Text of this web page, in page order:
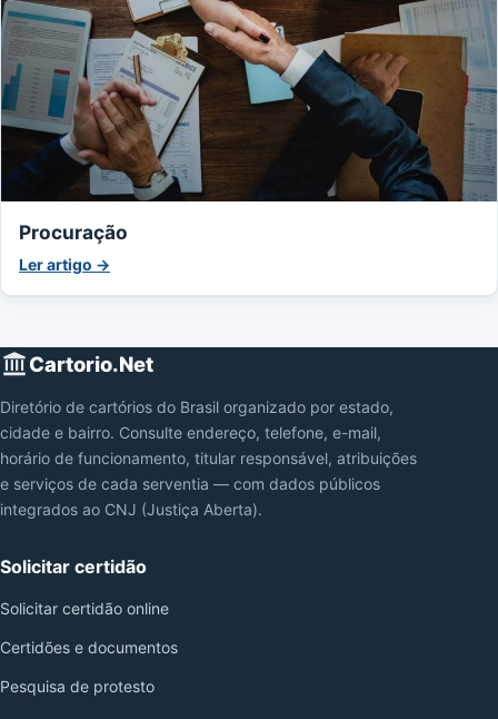
Procuração
Ler artigo →
Cartorio.Net
Diretório de cartórios do Brasil organizado por estado,
cidade e bairro. Consulte endereço, telefone, e-mail,
horário de funcionamento, titular responsável, atribuições
e serviços de cada serventia — com dados públicos
integrados ao CNJ (Justiça Aberta).
Solicitar certidão
Solicitar certidão online
Certidões e documentos
Pesquisa de protesto